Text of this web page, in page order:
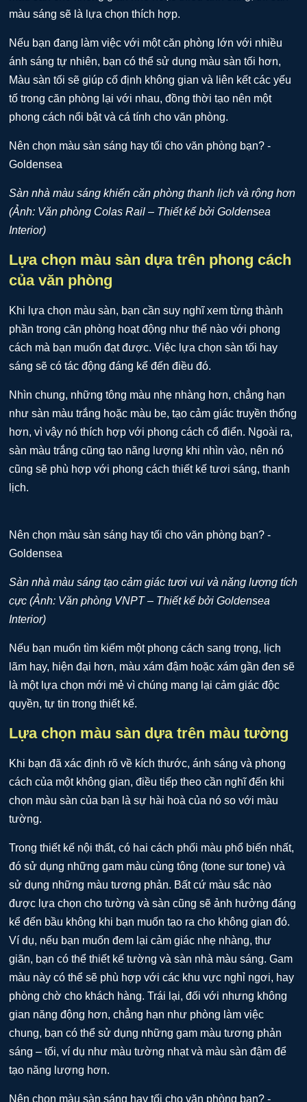
màu sáng sẽ là lựa chọn thích hợp.
Nếu bạn đang làm việc với một căn phòng lớn với nhiều
ánh sáng tự nhiên, bạn có thể sử dụng màu sàn tối hơn,
Màu sàn tối sẽ giúp cố định không gian và liên kết các yếu
tố trong căn phòng lại với nhau, đồng thời tạo nên một
phong cách nổi bật và cá tính cho văn phòng.
Sàn nhà màu sáng khiến căn phòng thanh lịch và rộng hơn
(Ảnh: Văn phòng Colas Rail – Thiết kế bởi Goldensea
Interior)
Lựa chọn màu sàn dựa trên phong cách
của văn phòng
Khi lựa chọn màu sàn, bạn cần suy nghĩ xem từng thành
phần trong căn phòng hoạt động như thế nào với phong
cách mà bạn muốn đạt được. Việc lựa chọn sàn tối hay
sáng sẽ có tác động đáng kể đến điều đó.
Nhìn chung, những tông màu nhẹ nhàng hơn, chẳng hạn
như sàn màu trắng hoặc màu be, tạo cảm giác truyền thống
hơn, vì vậy nó thích hợp với phong cách cổ điển. Ngoài ra,
sàn màu trắng cũng tạo năng lượng khi nhìn vào, nên nó
cũng sẽ phù hợp với phong cách thiết kế tươi sáng, thanh
lịch.
Sàn nhà màu sáng tạo cảm giác tươi vui và năng lượng tích
cực (Ảnh: Văn phòng VNPT – Thiết kế bởi Goldensea
Interior)
Nếu bạn muốn tìm kiếm một phong cách sang trọng, lịch
lãm hay, hiện đại hơn, màu xám đậm hoặc xám gần đen sẽ
là một lựa chọn mới mẻ vì chúng mang lại cảm giác độc
quyền, tự tin trong thiết kế.
Lựa chọn màu sàn dựa trên màu tường
Khi bạn đã xác định rõ về kích thước, ánh sáng và phong
cách của một không gian, điều tiếp theo cần nghĩ đến khi
chọn màu sàn của bạn là sự hài hoà của nó so với màu
tường.
Trong thiết kế nội thất, có hai cách phối màu phổ biến nhất,
đó sử dụng những gam màu cùng tông (tone sur tone) và
sử dụng những màu tương phản. Bất cứ màu sắc nào
được lựa chọn cho tường và sàn cũng sẽ ảnh hưởng đáng
kể đến bầu không khi bạn muốn tạo ra cho không gian đó.
Ví dụ, nếu bạn muốn đem lại cảm giác nhẹ nhàng, thư
giãn, bạn có thể thiết kế tường và sàn nhà màu sáng. Gam
màu này có thể sẽ phù hợp với các khu vực nghỉ ngơi, hay
phòng chờ cho khách hàng. Trái lại, đối với nhưng không
gian năng động hơn, chẳng hạn như phòng làm việc
chung, bạn có thể sử dụng những gam màu tương phản
sáng – tối, ví dụ như màu tường nhạt và màu sàn đậm để
tạo năng lượng hơn.